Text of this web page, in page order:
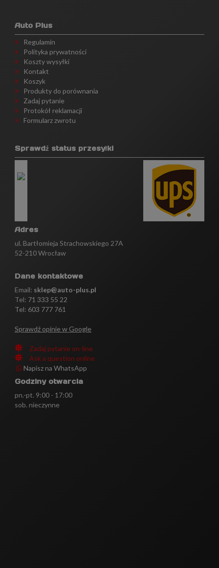
Auto Plus
Regulamin
Polityka prywatności
Koszty wysyłki
Kontakt
Koszyk
Produkty do porównania
Zadaj pytanie
Protokół reklamacji
Formularz zwrotu
Sprawdź status przesyłki
Adres
ul. Bartłomieja Strachowskiego 27A
52-210 Wrocław
Dane kontaktowe
Email: sklep@auto-plus.pl
Tel: 71 333 55 22
Tel: 603 777 761
Sprawdź opinie w Google
Zadaj pytanie on-line
Ask a question online
Napisz na WhatsApp
Godziny otwarcia
pn.-pt. 9:00 - 17:00
sob. nieczynne